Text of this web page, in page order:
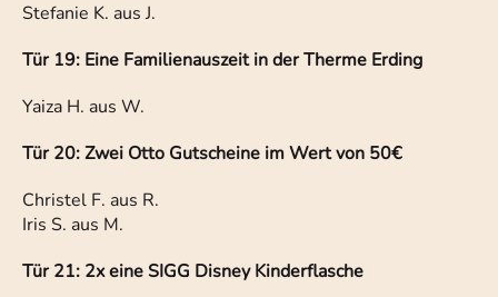
Stefanie K. aus J.
Tür 19: Eine Familienauszeit in der Therme Erding
Yaiza H. aus W.
Tür 20: Zwei Otto Gutscheine im Wert von 50€
Christel F. aus R.
Iris S. aus M.
Tür 21: 2x eine SIGG Disney Kinderflasche